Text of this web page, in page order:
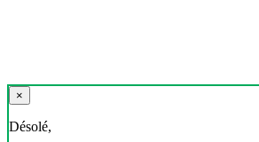
×
Désolé,